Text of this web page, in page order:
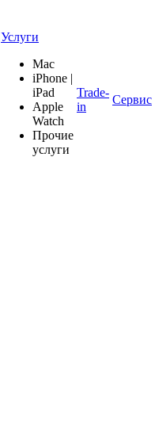
Услуги
Mac
iPhone |
iPad
Apple
Watch
Прочие
услуги
Trade-
in
Сервис